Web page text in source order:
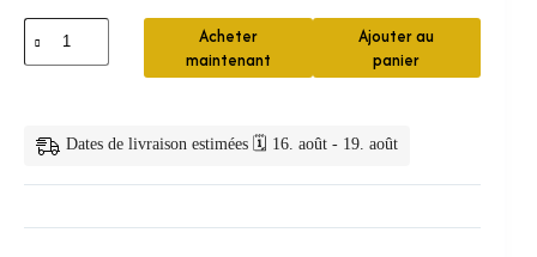
quantité
de
Protège-
avec
Acheter
maintenant
Ajouter au
panier
Dates de livraison estimées 🗓️ 16. août - 19. août